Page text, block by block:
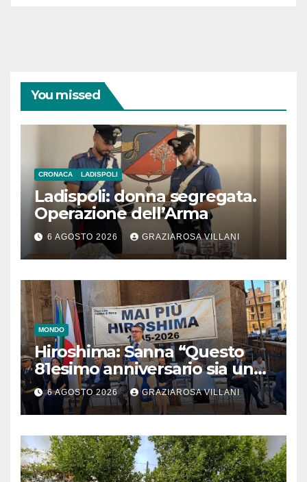
You missed
CRONACA LADISPOLI
Ladispoli: donna segregata.
Operazione dell’Arma
6 AGOSTO 2026 GRAZIAROSA VILLANI
MONDO
Hiroshima: Sanna “Questo
81esimo anniversario sia un
monito per tutti”
6 AGOSTO 2026 GRAZIAROSA VILLANI